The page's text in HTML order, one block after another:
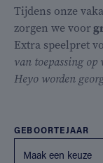
Tijdens onze
zorgen we voor
Extra speelpret
van toepassing
Heyo worden
GEBOORTEJAAR
Maak een keuze